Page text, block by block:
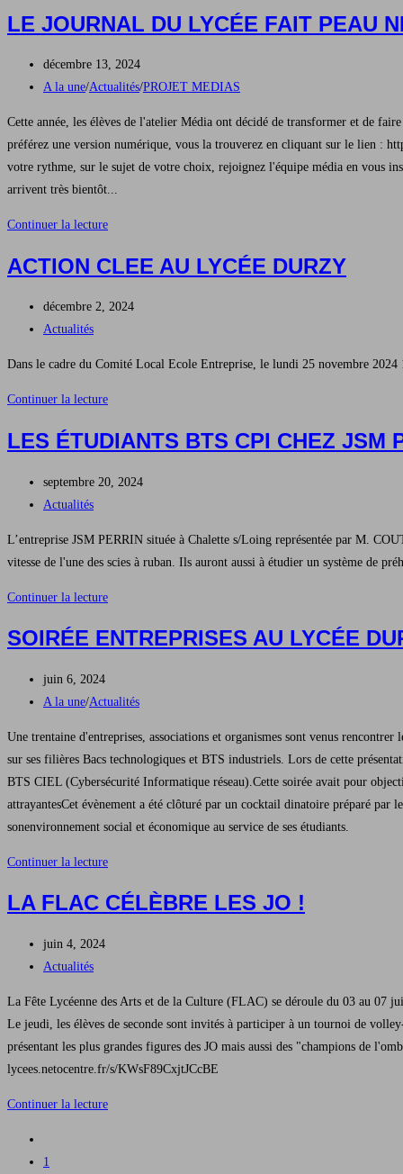
BTS
en
Cuisine
LE JOURNAL DU LYCÉE FAIT PEAU
Publication
publiée :
décembre 13, 2024
Post
A la une/Actualités/PROJET MEDIAS
Cette année, les élèves de l'atelier Média ont décidé de transformer et de
préférez une version numérique, vous la trouverez en cliquant sur le lien :
votre rythme, sur le sujet de votre choix, rejoignez l'équipe média en vous
arrivent très bientôt...
Continuer la lectureLe
du
fait
neuve
devient
dose
ACTION CLEE AU LYCÉE DURZY
Publication
publiée :
décembre 2, 2024
Post
Actualités
Dans le cadre du Comité Local Ecole Entreprise, le lundi 25 novembre
Continuer la lectureAction
au
Durzy
LES ÉTUDIANTS BTS CPI CHEZ JSM
Publication
publiée :
septembre 20, 2024
Post
Actualités
L’entreprise JSM PERRIN située à Chalette s/Loing représentée par M.
vitesse de l'une des scies à ruban. Ils auront aussi à étudier un système de
Continuer la lectureLes
BTS
JSM
PERRIN
SOIRÉE ENTREPRISES AU LYCÉE
Publication
publiée :
juin 6, 2024
Post
A la une/Actualités
Une trentaine d'entreprises, associations et organismes sont venus
sur ses filières Bacs technologiques et BTS industriels. Lors de cette
BTS CIEL (Cybersécurité Informatique réseau).Cette soirée avait pour
attrayantesCet évènement a été clôturé par un cocktail dinatoire préparé par
sonenvironnement social et économique au service de ses étudiants.
Continuer la lectureSoirée
au
mai
2024
LA FLAC CÉLÈBRE LES JO !
Publication
publiée :
juin 4, 2024
Post
Actualités
La Fête Lycéenne des Arts et de la Culture (FLAC) se déroule du 03 au 07
Le jeudi, les élèves de seconde sont invités à participer à un tournoi de
présentant les plus grandes figures des JO mais aussi des "champions de
lycees.netocentre.fr/s/KWsF89CxjtJCcBE
Continuer la lectureLa
to
1